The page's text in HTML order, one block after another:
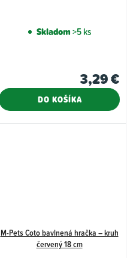
Skladom>5 ks
3,29 €
DO KOŠÍKA
M-Pets Coto bavlnená hračka – kruh
červený 18 cm